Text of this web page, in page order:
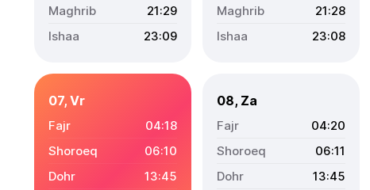
21:29
23:09
21:28
23:08
07, Vr
04:18
06:10
13:45
08, Za
04:20
06:11
13:45